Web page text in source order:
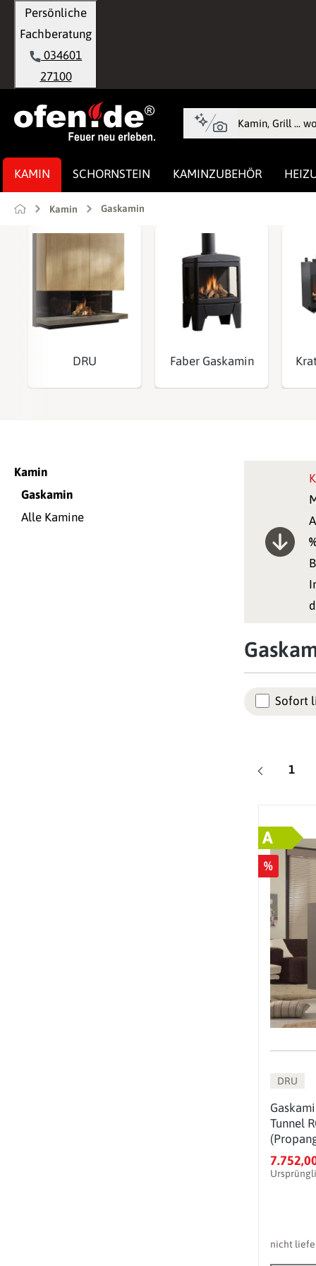
Zur Hauptnavigation springen
Persönliche
Fachberatung
034601
27100
KAMIN SCHORNSTEIN KAMINZUBEHÖR
Kamin Gaskamin
DRU Faber Gaskamin
Kamin
Gaskamin
Alle Kamine
Sofort
Seite
1
A
%
DRU
Tunnel
Glas -
nicht